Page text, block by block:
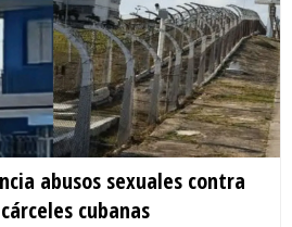
abusos sexuales contra
cubanas